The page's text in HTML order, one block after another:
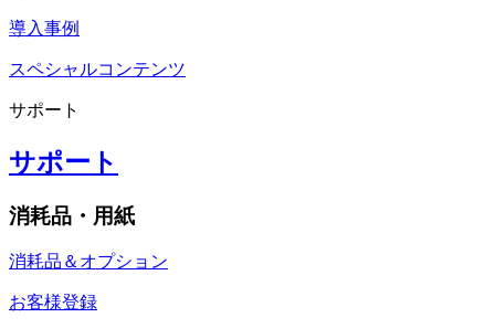
導入事例
スペシャルコンテンツ
サポート
サポート
消耗品・用紙
消耗品＆オプション
お客様登録